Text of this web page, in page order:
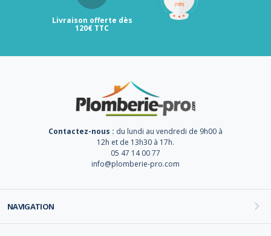
Livraison offerte dès
120€ TTC
Contactez-nous : du lundi au vendredi de 9h00 à
12h et de 13h30 à 17h.
05 47 14 00 77
info@plomberie-pro.com
NAVIGATION